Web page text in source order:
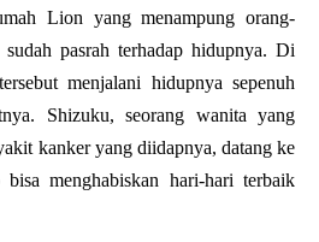
Lion yang menampung orang-
pasrah terhadap hidupnya. Di
menjalani hidupnya sepenuh
Shizuku, seorang wanita yang
kanker yang diidapnya, datang ke
menghabiskan hari-hari terbaik